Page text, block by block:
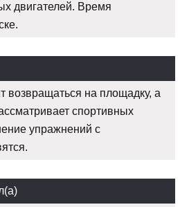
двигателей. Время
на площадку, а
спортивных
упражнений с